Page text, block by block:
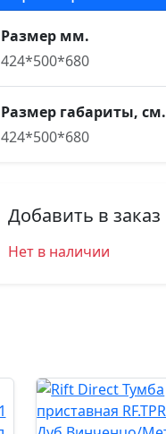
Размер мм.
424*500*680
Размер габариты, см.
424*500*680
Добавить в заказ
Нет в наличии